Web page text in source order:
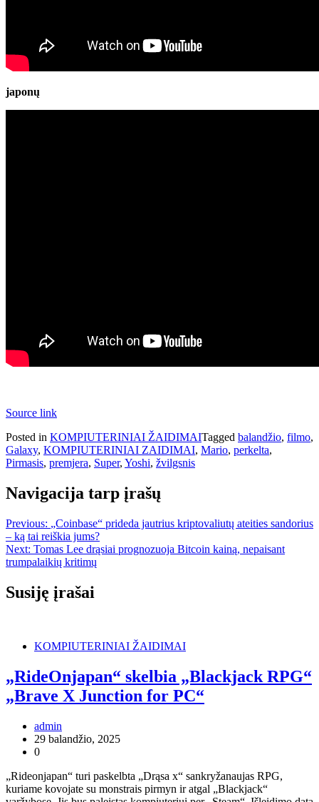
japonų
Source link
Posted in KOMPIUTERINIAI ŽAIDIMAITagged balandžio, filmo,
Galaxy, KOMPIUTERINIAI ZAIDIMAI, Mario, perkelta,
Pirmasis, premjera, Super, Yoshi, žvilgsnis
Navigacija tarp įrašų
Previous: „Coinbase“ prideda jautrius kriptovaliutų ateities sandorius
– ką tai reiškia jums?
Next: Tomas Lee drąsiai prognozuoja Bitcoin kainą, nepaisant
trumpalaikių kritimų
Susiję įrašai
KOMPIUTERINIAI ŽAIDIMAI
„RideOnjapan“ skelbia „Blackjack RPG“
„Brave X Junction for PC“
admin
29 balandžio, 2025
0
„Rideonjapan“ turi paskelbta „Drąsa x“ sankryžanaujas RPG,
kuriame kovojate su monstrais pirmyn ir atgal „Blackjack“